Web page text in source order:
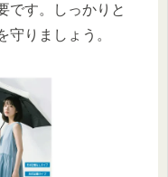
です。しっかりと
守りましょう。